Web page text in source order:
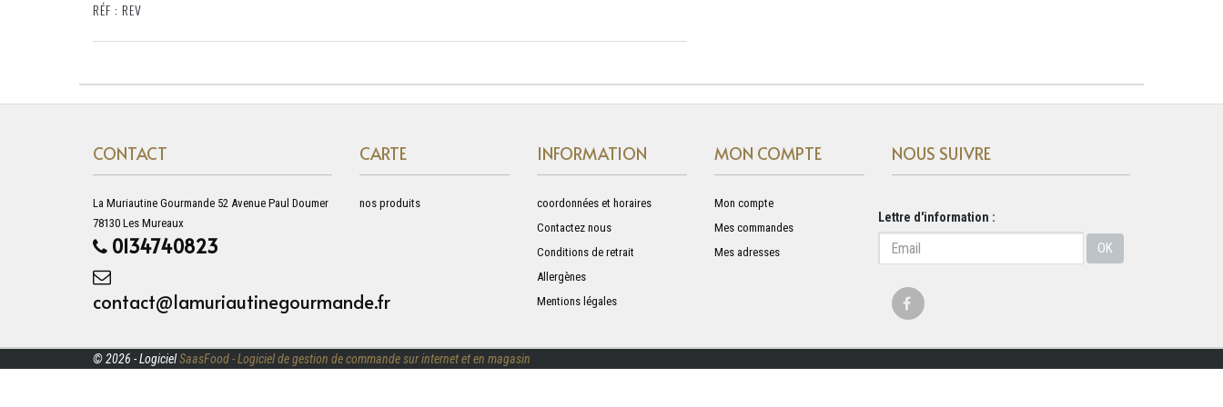
RÉF : REV
CONTACT
La Muriautine Gourmande 52 Avenue Paul Doumer
78130 Les Mureaux
0134740823
contact@lamuriautinegourmande.fr
CARTE
nos produits
INFORMATION
coordonnées et horaires
Contactez nous
Conditions de retrait
Allergènes
Mentions légales
MON COMPTE
Mon compte
Mes commandes
Mes adresses
NOUS SUIVRE
Lettre d'information :
OK
© 2026 - LogicielSaasFood - Logiciel de gestion de commande sur internet et en magasin